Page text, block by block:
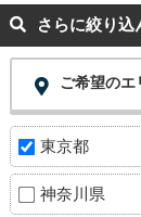
さらに絞り込
ご希望のエ
東京都
神奈川県